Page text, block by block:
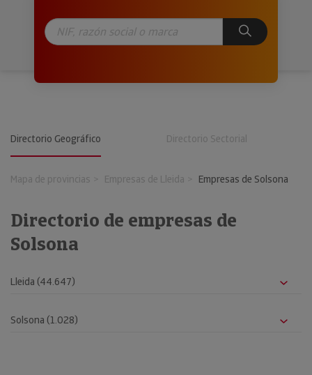
Directorio Geográfico Directorio Sectorial
Mapa de provincias Empresas de Lleida Empresas de Solsona
Directorio de empresas de
Solsona